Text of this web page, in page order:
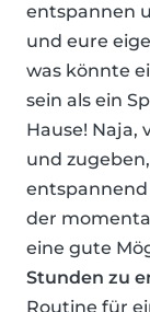
entspannen
und eure
was könnte
sein als ein
Hause! Naja,
und
entspannend
der
eine gute
Stunden zu
Routine für